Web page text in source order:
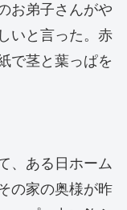
お弟子さんがや
いと言った。赤
で茎と葉っぱを
、ある日ホーム
の家の奥様が昨